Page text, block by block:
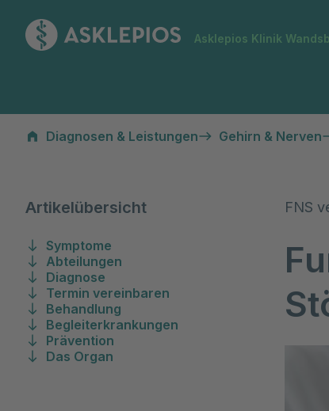
Asklepios Klinik
Diagnosen & Leistungen
Gehirn & Nerven
FNS
Artikelübersicht
Symptome
Abteilungen
Diagnose
Termin vereinbaren
Behandlung
Begleiterkrankungen
Prävention
Das Organ